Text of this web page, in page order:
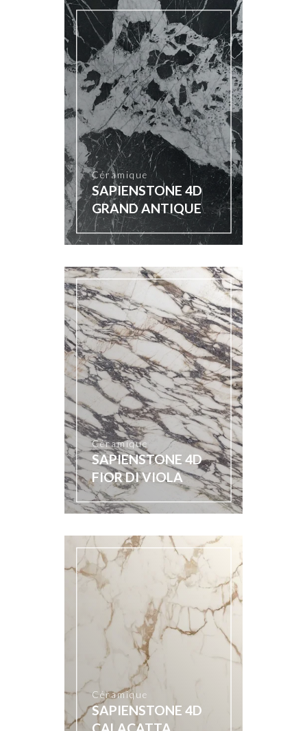
Céramique
SAPIENSTONE 4D
GRAND ANTIQUE
Céramique
SAPIENSTONE 4D
FIOR DI VIOLA
Céramique
SAPIENSTONE 4D